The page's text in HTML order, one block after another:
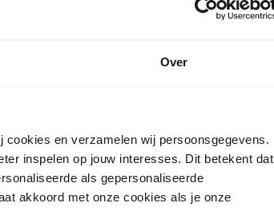
Over
en verzamelen wij persoonsgegevens.
inspelen op jouw interesses. Dit betekent dat
als gepersonaliseerde
akkoord met onze cookies als je onze